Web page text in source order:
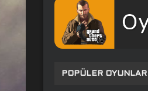
POPÜLER OYUNLAR